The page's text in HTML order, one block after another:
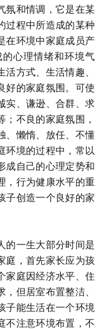
和情调，它是在某
过程中所造成的某种
在环境中家庭成员产
心理情绪和环境气
方式、生活情趣、
好的家庭氛围。可使
实、谦逊、合群、求
不良的家庭氛围，
、懒惰、放任、不懂
环境的过程中，常以
成自己的心理定势和
，行为健康水平的重
子创造一个良好的家
一生大部分时间是
庭，首先家长应为孩
家庭因经济水平、住
但居室布置整洁、
子能生活在一个环境
不注意环境布置，不